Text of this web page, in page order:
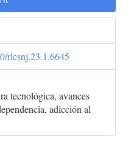
rlcsnj.23.1.6645
tecnológica, avances
adicción al